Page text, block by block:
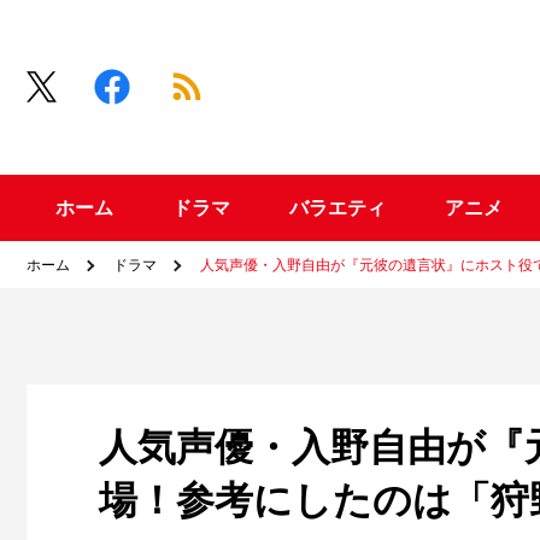
ホーム ドラマ バラエティ アニメ
ホーム ドラマ 人気声優・入野自由が『元彼の遺言状』にホスト
人気声優・入野自由が
場！参考にしたのは「